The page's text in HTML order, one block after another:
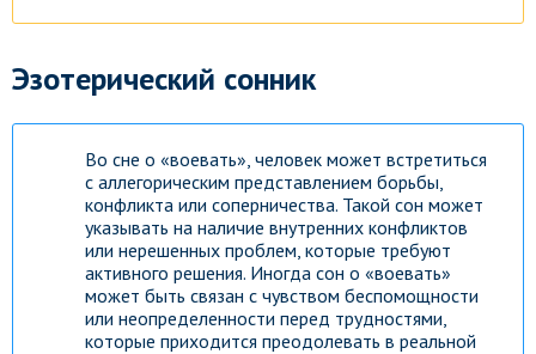
Эзотерический сонник
Во сне о «воевать», человек может встретиться
с аллегорическим представлением борьбы,
конфликта или соперничества. Такой сон может
указывать на наличие внутренних конфликтов
или нерешенных проблем, которые требуют
активного решения. Иногда сон о «воевать»
может быть связан с чувством беспомощности
или неопределенности перед трудностями,
которые приходится преодолевать в реальной